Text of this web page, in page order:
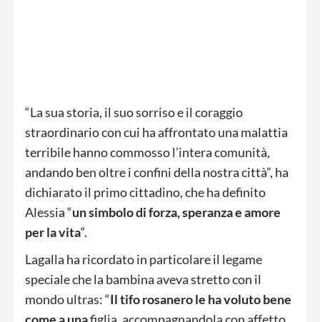
“La sua storia, il suo sorriso e il coraggio
straordinario con cui ha affrontato una malattia
terribile hanno commosso l’intera comunità,
andando ben oltre i confini della nostra città”, ha
dichiarato il primo cittadino, che ha definito
Alessia “un simbolo di forza, speranza e amore
per la vita“.
Lagalla ha ricordato in particolare il legame
speciale che la bambina aveva stretto con il
mondo ultras: “Il tifo rosanero le ha voluto bene